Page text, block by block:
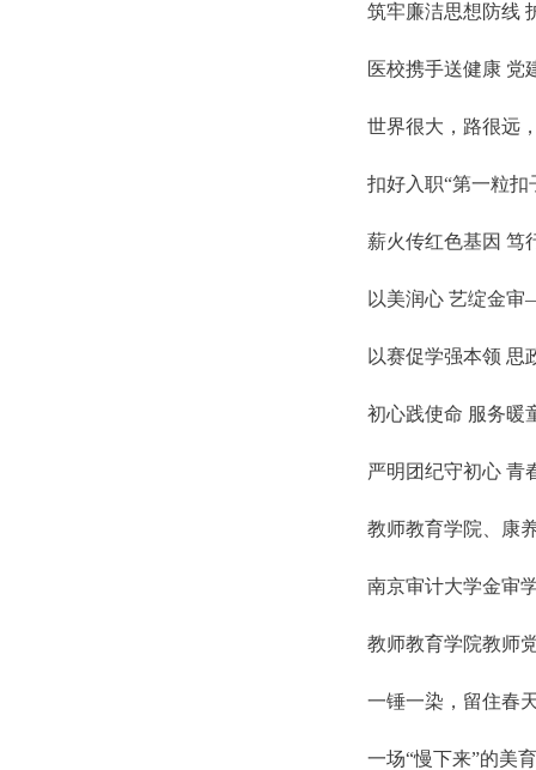
筑牢廉洁思想防线
医校携手送健康
世界很大，路很远
扣好入职“第一粒
薪火传红色基因
以美润心 艺绽金审
以赛促学强本领
初心践使命 服务
严明团纪守初心
教师教育学院、康
南京审计大学金审
教师教育学院教师
一锤一染，留住春
一场“慢下来”的美